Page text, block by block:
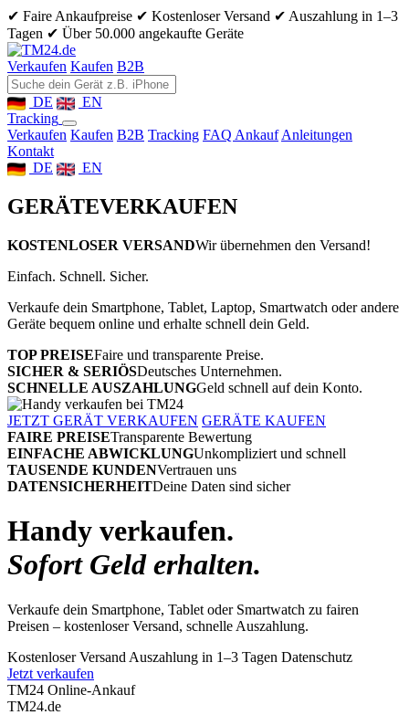
✔ Faire Ankaufpreise ✔ Kostenloser Versand ✔ Auszahlung in 1–3
Tagen ✔ Über 50.000 angekaufte Geräte
Verkaufen Kaufen B2B
DE
EN
Tracking
Verkaufen Kaufen B2B Tracking FAQ Ankauf Anleitungen
Kontakt
DE
EN
GERÄTEVERKAUFEN
KOSTENLOSER VERSANDWir übernehmen den Versand!
Einfach. Schnell. Sicher.
Verkaufe dein Smartphone, Tablet, Laptop, Smartwatch oder andere
Geräte bequem online und erhalte schnell dein Geld.
TOP PREISEFaire und transparente Preise.
SICHER & SERIÖSDeutsches Unternehmen.
SCHNELLE AUSZAHLUNGGeld schnell auf dein Konto.
JETZT GERÄT VERKAUFEN GERÄTE KAUFEN
FAIRE PREISETransparente Bewertung
EINFACHE ABWICKLUNGUnkompliziert und schnell
TAUSENDE KUNDENVertrauen uns
DATENSICHERHEITDeine Daten sind sicher
Handy verkaufen.
Sofort Geld erhalten.
Verkaufe dein Smartphone, Tablet oder Smartwatch zu fairen
Preisen – kostenloser Versand, schnelle Auszahlung.
Kostenloser Versand Auszahlung in 1–3 Tagen Datenschutz
Jetzt verkaufen
TM24 Online-Ankauf
TM24.de